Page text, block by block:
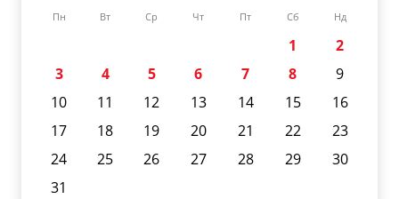
Пн Вт Ср Чт Пт Сб Нд
1
2
3
4 5 6 7 8
9
10
11 12 13 14 15
16
17
18 19 20 21 22
23
24
25 26 27 28 29
30
31